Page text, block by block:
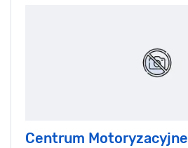
Centrum Motoryzacyjne